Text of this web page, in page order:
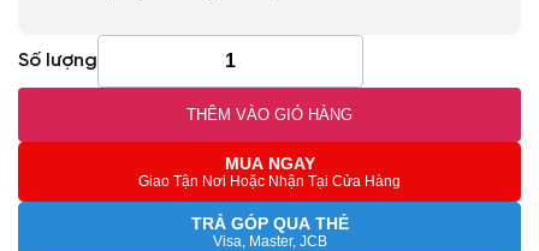
Số lượng
THÊM VÀO GIỎ HÀNG
MUA NGAY
Giao Tận Nơi Hoặc Nhận Tại Cửa Hàng
TRẢ GÓP QUA THẺ
Visa, Master, JCB